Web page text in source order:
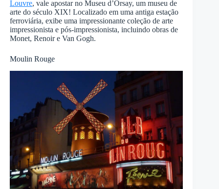
Louvre, vale apostar no Museu d’Orsay, um museu de
arte do século XIX! Localizado em uma antiga estação
ferroviária, exibe uma impressionante coleção de arte
impressionista e pós-impressionista, incluindo obras de
Monet, Renoir e Van Gogh.
Moulin Rouge